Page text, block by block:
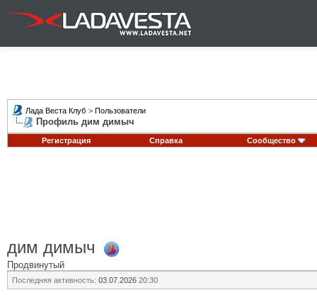
Лада Веста Клуб > Пользователи
Профиль дим димыч
Регистрация Справка Сообщество
дим димыч
Продвинутый
Последняя активность: 03.07.2026 20:30